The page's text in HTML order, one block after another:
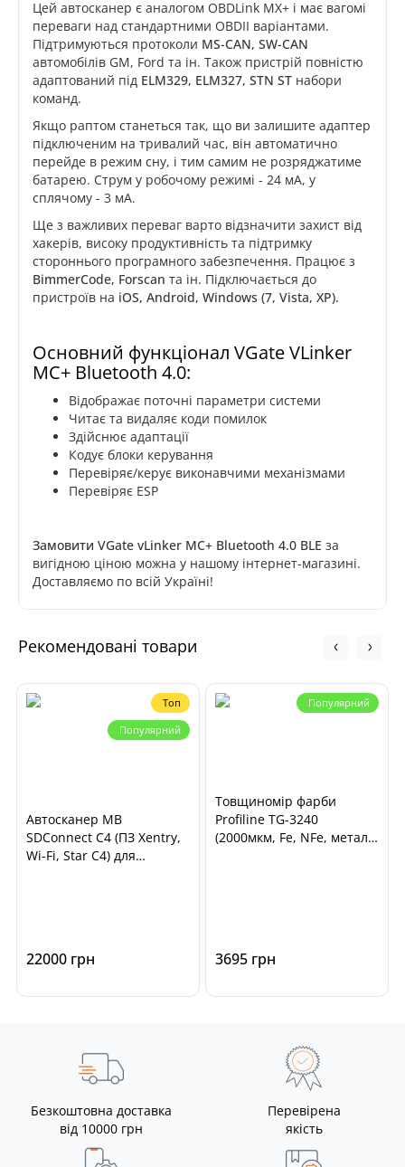
Цей автосканер є аналогом OBDLink MX+ і має вагомі
переваги над стандартними OBDII варіантами.
Підтримуються протоколи MS-CAN, SW-CAN
автомобілів GM, Ford та ін. Також пристрій повністю
адаптований під ELM329, ELM327, STN ST набори
команд.
Якщо раптом станеться так, що ви залишите адаптер
підключеним на тривалий час, він автоматично
перейде в режим сну, і тим самим не розряджатиме
батарею. Струм у робочому режимі - 24 мА, у
сплячому - 3 мА.
Ще з важливих переваг варто відзначити захист від
хакерів, високу продуктивність та підтримку
стороннього програмного забезпечення. Працює з
BimmerCode, Forscan та ін. Підключається до
пристроїв на iOS, Android, Windows (7, Vista, XP).
Основний функціонал VGate VLinker
MC+ Bluetooth 4.0:
Відображає поточні параметри системи
Читає та видаляє коди помилок
Здійснює адаптації
Кодує блоки керування
Перевіряє/керує виконавчими механізмами
Перевіряє ESP
Замовити VGate vLinker MC+ Bluetooth 4.0 BLE за
вигідною ціною можна у нашому інтернет-магазині.
Доставляємо по всій Україні!
Рекомендовані товари
Топ
Популярний
Автосканер MB
SDConnect C4 (ПЗ Xentry,
Wi-Fi, Star C4) для
22000 грн
Популярний
Товщиномір фарби
Profiline TG-3240
(2000мкм, Fe, NFe, метал.
3695 грн
Безкоштовна доставка
від 10000 грн
Перевірена
якість